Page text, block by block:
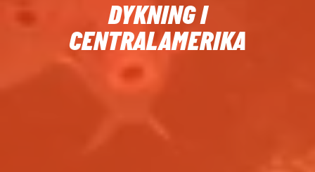
DYKNING I
CENTRALAMERIKA